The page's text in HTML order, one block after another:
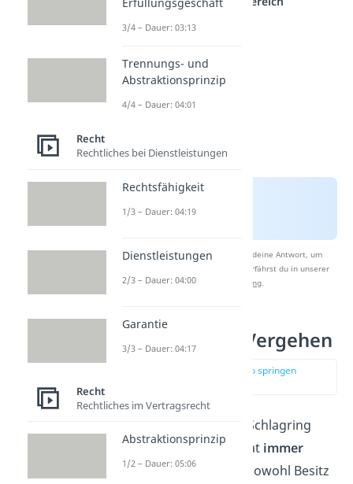
Nach Beantwortung speichern wir deine Antwort, um
Studyflix zu verbessern. Mehr dazu erfährst du in unserer
Datenschutzerklärung.
Bestrafung bei Vergehen
zur Stelle im Video springen
Der Umgang mit einem Schlagring
wird vom deutschen Staat immer
strafrechtlich verfolgt
. Sowohl Besitz
3/4 – Dauer: 03:13
Trennungs- und
Abstraktionsprinzip
4/4 – Dauer: 04:01
Recht
Rechtliches bei Dienstleistungen
Rechtsfähigkeit
1/3 – Dauer: 04:19
Dienstleistungen
2/3 – Dauer: 04:00
Garantie
3/3 – Dauer: 04:17
Recht
Rechtliches im Vertragsrecht
Abstraktionsprinzip
1/2 – Dauer: 05:06